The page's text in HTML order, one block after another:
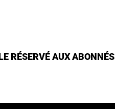
RÉSERVÉAUX ABONNÉS